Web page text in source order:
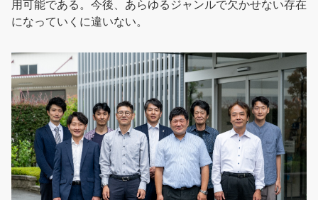
用可能である。今後、あらゆるジャンルで欠かせない存在
になっていくに違いない。